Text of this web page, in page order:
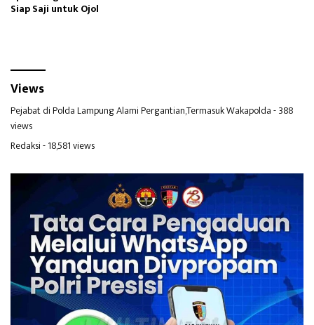
Siap Saji untuk Ojol
Views
Pejabat di Polda Lampung Alami Pergantian,Termasuk Wakapolda- 388
views
Redaksi- 18,581 views